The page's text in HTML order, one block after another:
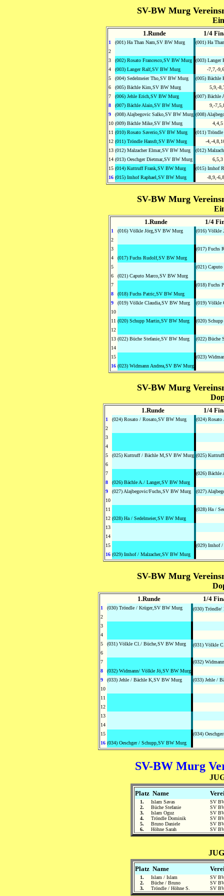
SV-BW Murg
1.Runde 1/4
1 (001) Ha Than Nam,SV BW Murg
(001) Ha
2
3
(002) Rosato Francesco,SV BW Murg
(003) Langer
4
(003) Langer Ralf,SV BW Murg
-7,7,-
5
(004) Sedelmeier Tho,SV BW Murg
(005) Bächle
6
(005) Bächle Kim,SV BW Murg
5,9,-
7
(006) Jehle Erich,SV BW Murg
(007) Bächle
8
(007) Bächle Alain,SV BW Murg
9,-
9
(008) Alajbegovic Salko,SV BW Murg (008)
10 (009) Bächle Mike,SV BW Murg
4,4,5
11 (010) Rosato Saverio,SV BW Murg
(011) Tröndle
12 (011) Tröndle Hansfr,SV BW Murg
-4,-
13 (012) Malzacher Elmar,SV BW Murg
(012)
14 (013) Oeschger Dietmar,SV BW Murg
6,5,3
15 (014) Kuttruff Frank,SV BW Murg
(015) Imhof
16 (015) Imhof Raphael,SV BW Murg -8,9,-
SV-BW Murg
1.Runde 1/4
1 (016) Völkle Jörg,SV BW Murg
(016) Völkle
2
3
(017) Fuchs
4
(017) Fuchs Rudolf,SV BW Murg
5
(021) Caputo
6
(021) Caputo Marco,SV BW Murg
7
(018) Fuchs
8
(018) Fuchs Patric,SV BW Murg
9
(019) Völkle Claudia,SV BW Murg
(019) Völkle
10
11 (020) Schupp Martin,SV BW Murg
(020)
12
13 (022) Büche Stefanie,SV BW Murg
(022) Büche
14
15
(023)
16 (023) Widmann Andrea,SV BW Murg
SV-BW Murg
1.Runde 1/4
1 (024) Rosato / Rosato,SV BW Murg
(024) Rosato
2
3
4
5
(025) Kuttruff / Bächle M,SV BW Murg (025)
6
7
(026) Bächle
8
(026) Bächle A./ Langer,SV BW Murg
9
(027) Alajbegovic/Fuchs,SV BW Murg
(027)
10
11
(028) Ha /
12 (028) Ha / Sedelmeier,SV BW Murg
13
14
15
(029) Imhof /
16 (029) Imhof / Malzacher,SV BW Murg
SV-BW Murg
1.Runde 1/4
1 (030) Tröndle / Krüger,SV BW Murg
(030) Tröndle/
2
3
4
5
(031) Völkle Cl./ Büche,SV BW Murg
(031) Völkle
6
7
(032)
8
(032) Widmann/ Völkle Jö,SV BW Murg
9
(033) Jehle / Bächle K,SV BW Murg
(033) Jehle /
10
11
12
13
14
15
(034)
16 (034) Oeschger / Schupp,SV BW Murg
SV-BW Murg
Platz Name
1. Islam Savas
SV
2.
Büche Stefanie
SV
3.
Islam Oguz
SV
4.
Tröndle Dominik
SV
5.
Bruno Daniele
SV
6.
Höhne Sarah SV
Platz Name
1. Islam / Islam
SV
2.
Büche / Bruno
SV
3.
Tröndle / Höhne S. SV